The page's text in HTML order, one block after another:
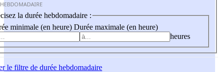
la durée hebdomadaire :
minimale (en heure) Durée maximale (en heure)
heures
le filtre de durée hebdomadaire